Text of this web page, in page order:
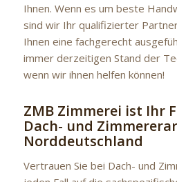
Ihnen. Wenn es um beste
sind wir Ihr qualifizierter
Ihnen eine fachgerecht
immer derzeitigen Stand der
wenn wir ihnen helfen können!
ZMB Zimmerei ist Ihr
Dach- und
Norddeutschland
Vertrauen Sie bei Dach- und